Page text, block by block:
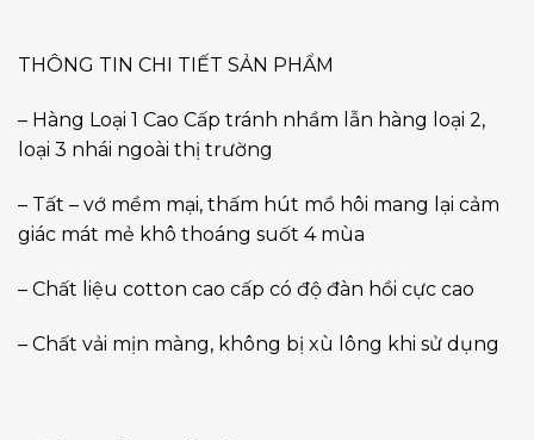
THÔNG TIN CHI TIẾT SẢN PHẨM
– Hàng Loại 1 Cao Cấp tránh nhầm lẫn hàng loại 2,
loại 3 nhái ngoài thị trường
– Tất – vớ mềm mại, thấm hút mồ hôi mang lại cảm
giác mát mẻ khô thoáng suốt 4 mùa
– Chất liệu cotton cao cấp có độ đàn hồi cực cao
– Chất vải mịn màng, không bị xù lông khi sử dụng